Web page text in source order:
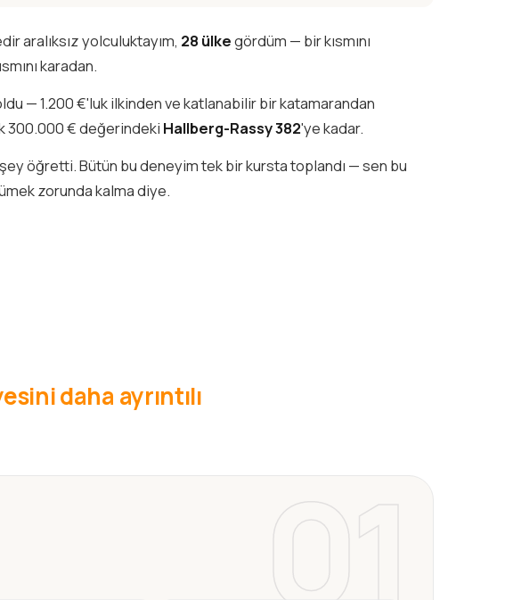
aralıksız yolculuktayım, 28 ülkegördüm — bir kısmını
karadan.
— 1.200 €'luk ilkinden ve katlanabilir bir katamarandan
300.000 € değerindeki Hallberg-Rassy 382'ye kadar.
öğretti. Bütün bu deneyim tek bir kursta toplandı — sen bu
zorunda kalma diye.
daha ayrıntılı
01